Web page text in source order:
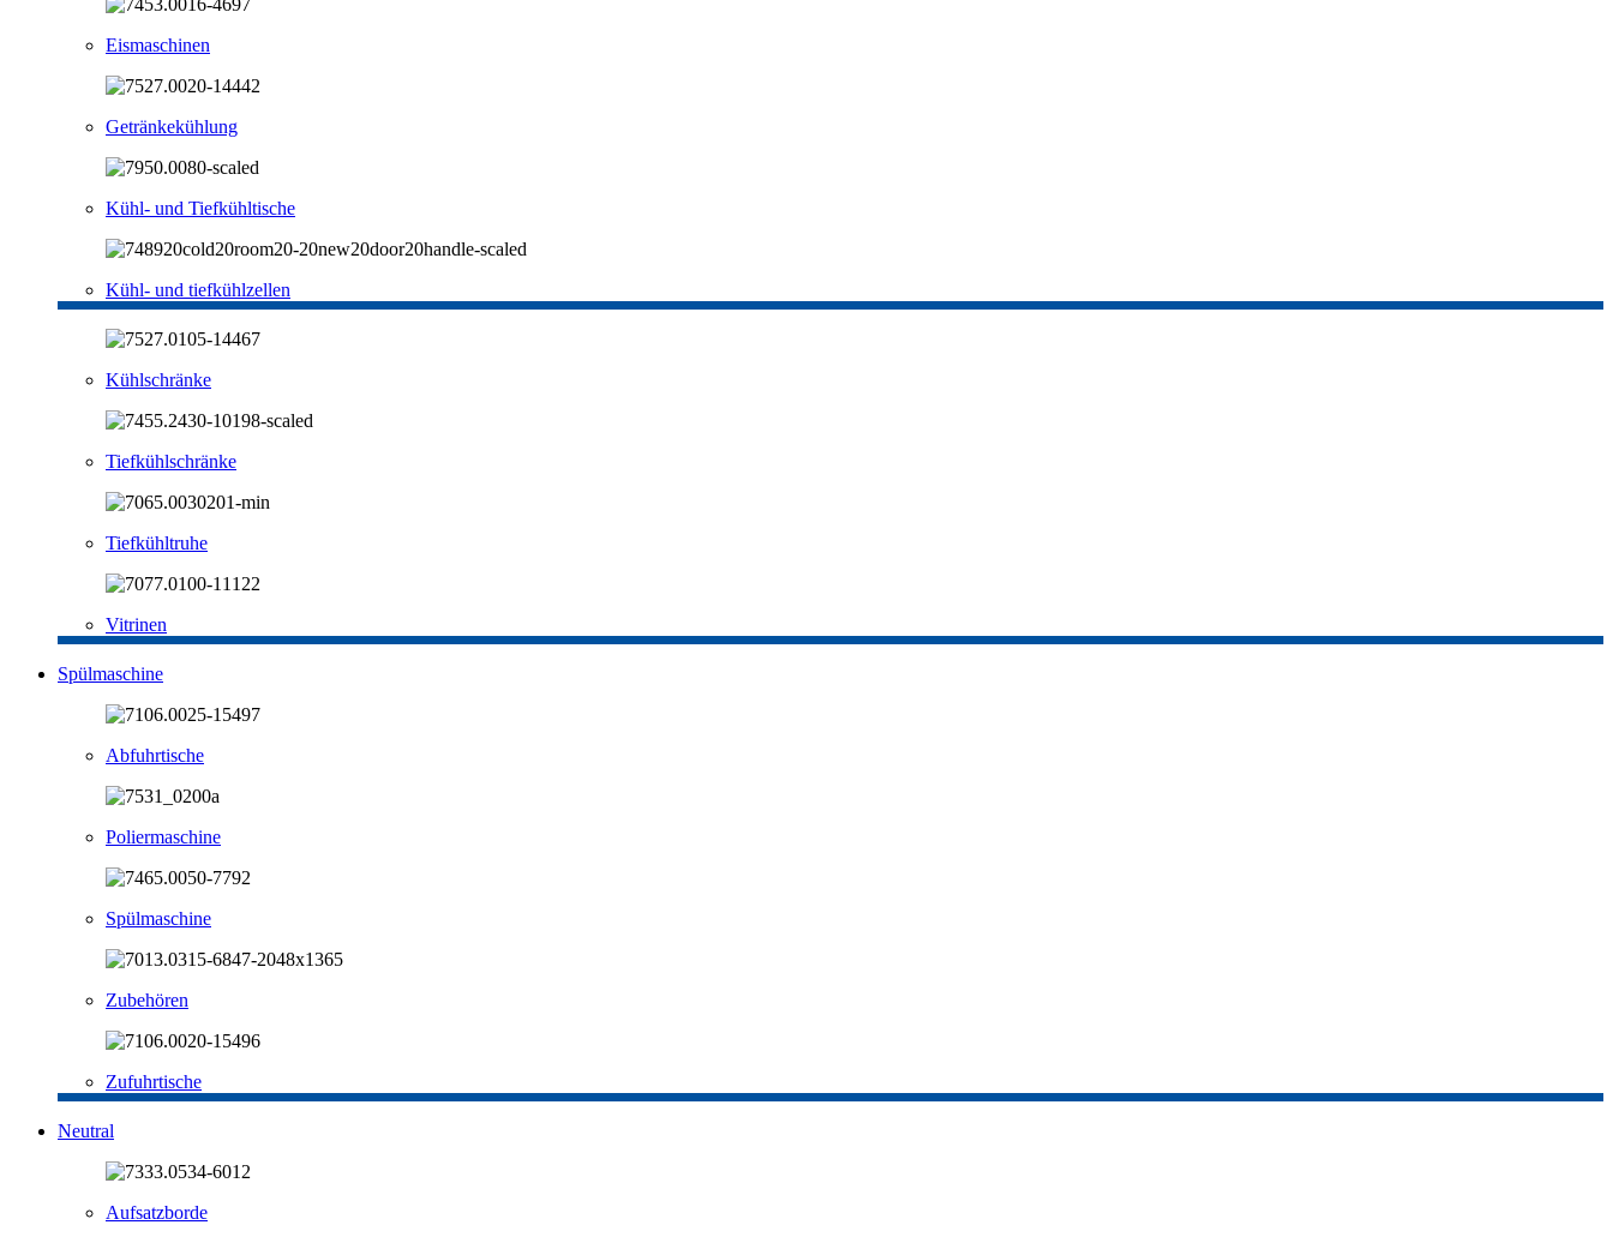
Eismaschinen
Getränkekühlung
Kühl- und Tiefkühltische
Kühl- und tiefkühlzellen
Kühlschränke
Tiefkühlschränke
Tiefkühltruhe
Vitrinen
Spülmaschine
Abfuhrtische
Poliermaschine
Spülmaschine
Zubehören
Zufuhrtische
Neutral
Aufsatzborde